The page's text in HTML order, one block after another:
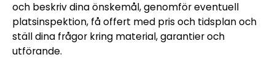
och beskriv dina önskemål, genomför eventuell
platsinspektion, få offert med pris och tidsplan och
ställ dina frågor kring material, garantier och
utförande.